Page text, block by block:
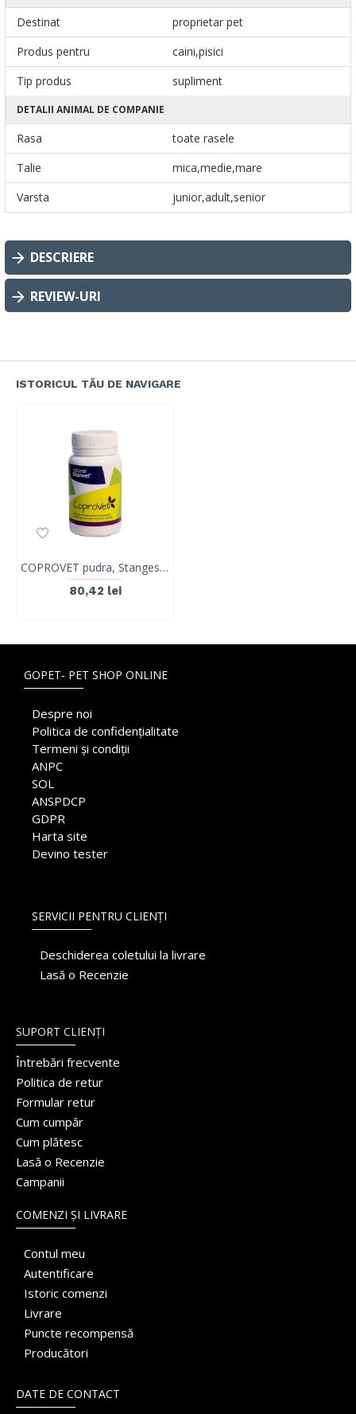
Destinat
proprietar pet
Produs pentru
caini,pisici
Tip produs
supliment
DETALII ANIMAL DE COMPANIE
Rasa
toate rasele
Talie
mica,medie,mare
Varsta
junior,adult,senior
DESCRIERE
REVIEW-URI
ISTORICUL TĂU DE NAVIGARE
COPROVET pudra, Stangest, 50g
80,42 lei
GOPET- PET SHOP ONLINE
Despre noi
Politica de confidențialitate
Termeni și condiții
ANPC
SOL
ANSPDCP
GDPR
Harta site
Devino tester
SERVICII PENTRU CLIENȚI
Deschiderea coletului la livrare
Lasă o Recenzie
SUPORT CLIENȚI
Întrebări frecvente
Politica de retur
Formular retur
Cum cumpăr
Cum plătesc
Lasă o Recenzie
Campanii
COMENZI ȘI LIVRARE
Contul meu
Autentificare
Istoric comenzi
Livrare
Puncte recompensă
Producători
DATE DE CONTACT